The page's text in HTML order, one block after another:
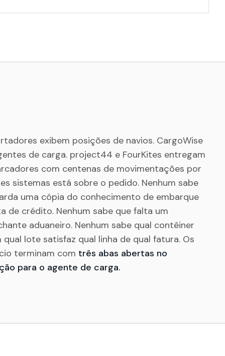
exibem posições de navios. CargoWise
de carga. project44 e FourKites entregam
com centenas de movimentações por
sistemas está sobre o pedido. Nenhum sabe
uma cópia do conhecimento de embarque
de crédito. Nenhum sabe que falta um
aduaneiro. Nenhum sabe qual contêiner
lote satisfaz qual linha de qual fatura. Os
terminam com três abas abertas no
para o agente de carga.